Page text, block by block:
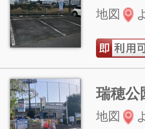
地図
瑞穂公
地図